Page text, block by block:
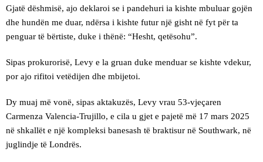
Gjatë dëshmisë, ajo deklaroi se i pandehuri ia kishte mbuluar gojën
dhe hundën me duar, ndërsa i kishte futur një gisht në fyt për ta
penguar të bërtiste, duke i thënë: “Hesht, qetësohu”.
Sipas prokurorisë, Levy e la gruan duke menduar se kishte vdekur,
por ajo rifitoi vetëdijen dhe mbijetoi.
Dy muaj më vonë, sipas aktakuzës, Levy vrau 53-vjeçaren
Carmenza Valencia-Trujillo, e cila u gjet e pajetë më 17 mars 2025
në shkallët e një kompleksi banesash të braktisur në Southwark, në
juglindje të Londrës.